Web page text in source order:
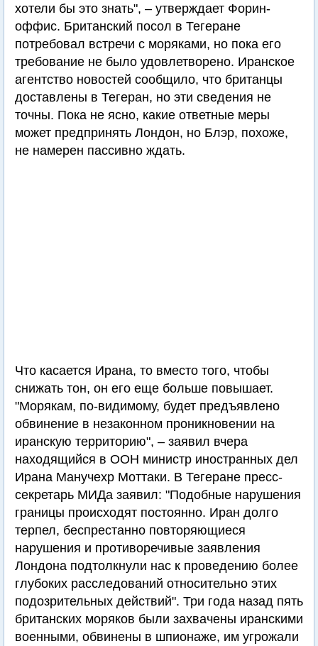
хотели бы это знать", – утверждает Форин-
оффис. Британский посол в Тегеране
потребовал встречи с моряками, но пока его
требование не было удовлетворено. Иранское
агентство новостей сообщило, что британцы
доставлены в Тегеран, но эти сведения не
точны. Пока не ясно, какие ответные меры
может предпринять Лондон, но Блэр, похоже,
не намерен пассивно ждать.
Что касается Ирана, то вместо того, чтобы
снижать тон, он его еще больше повышает.
"Морякам, по-видимому, будет предъявлено
обвинение в незаконном проникновении на
иранскую территорию", – заявил вчера
находящийся в ООН министр иностранных дел
Ирана Манучехр Моттаки. В Тегеране пресс-
секретарь МИДа заявил: "Подобные нарушения
границы происходят постоянно. Иран долго
терпел, беспрестанно повторяющиеся
нарушения и противоречивые заявления
Лондона подтолкнули нас к проведению более
глубоких расследований относительно этих
подозрительных действий". Три года назад пять
британских моряков были захвачены иранскими
военными, обвинены в шпионаже, им угрожали